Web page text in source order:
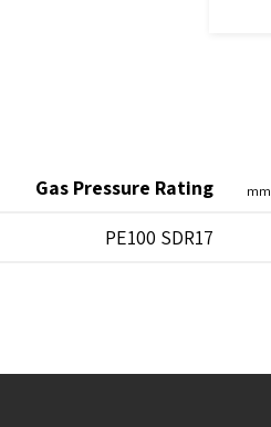
mm
Gas Pressure Rating
PE100 SDR17